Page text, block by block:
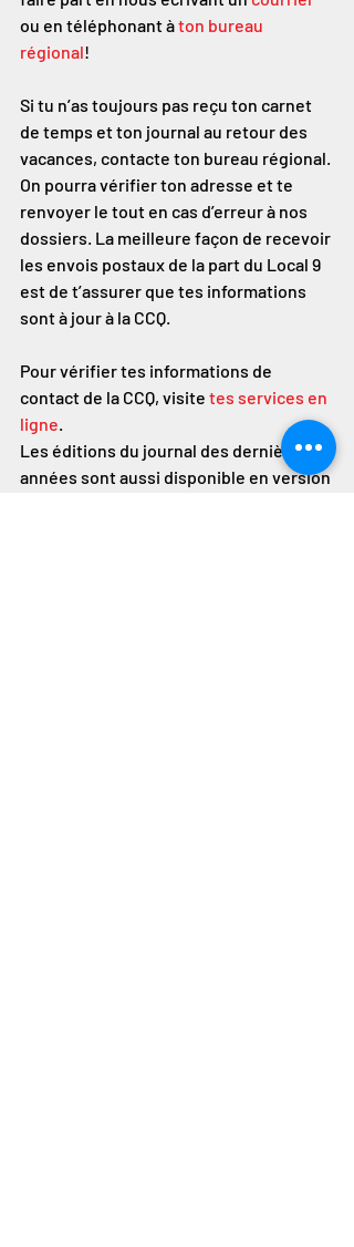
ou en téléphonant à ton bureau
régional!
Si tu n’as toujours pas reçu ton carnet
de temps et ton journal au retour des
vacances, contacte ton bureau régional.
On pourra vérifier ton adresse et te
renvoyer le tout en cas d’erreur à nos
dossiers. La meilleure façon de recevoir
les envois postaux de la part du Local 9
est de t’assurer que tes informations
sont à jour à la CCQ.
Pour vérifier tes informations de
contact de la CCQ, visite tes services en
ligne.
Les éditions du journal des dernières
années sont aussi disponible en version